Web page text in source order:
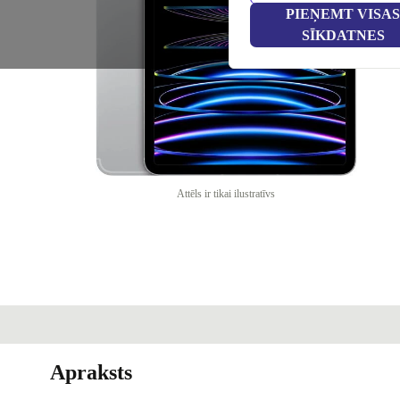
PIEŅEMT VISAS
SĪKDATNES
Attēls ir tikai ilustratīvs
Apraksts